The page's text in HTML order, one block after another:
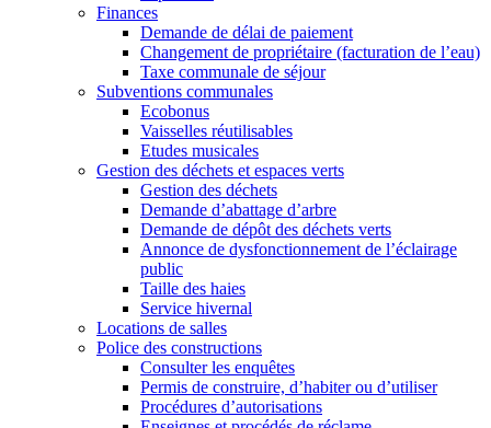
Finances
Demande de délai de paiement
Changement de propriétaire (facturation de l’eau)
Taxe communale de séjour
Subventions communales
Ecobonus
Vaisselles réutilisables
Etudes musicales
Gestion des déchets et espaces verts
Gestion des déchets
Demande d’abattage d’arbre
Demande de dépôt des déchets verts
Annonce de dysfonctionnement de l’éclairage
public
Taille des haies
Service hivernal
Locations de salles
Police des constructions
Consulter les enquêtes
Permis de construire, d’habiter ou d’utiliser
Procédures d’autorisations